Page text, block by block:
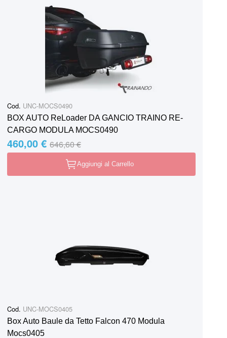
Cod. UNC-MOCS0490
BOX AUTO ReLoader DA GANCIO TRAINO RE-
CARGO MODULA MOCS0490
Special Price
460,00 € Regular Price
646,60 €
Aggiungi al Carrello
Cod. UNC-MOCS0405
Box Auto Baule da Tetto Falcon 470 Modula
Mocs0405